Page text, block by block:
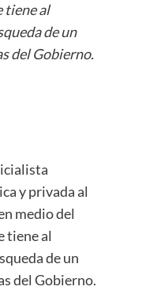
tiene al
de un
del Gobierno.
y privada al
medio del
tiene al
de un
del Gobierno.